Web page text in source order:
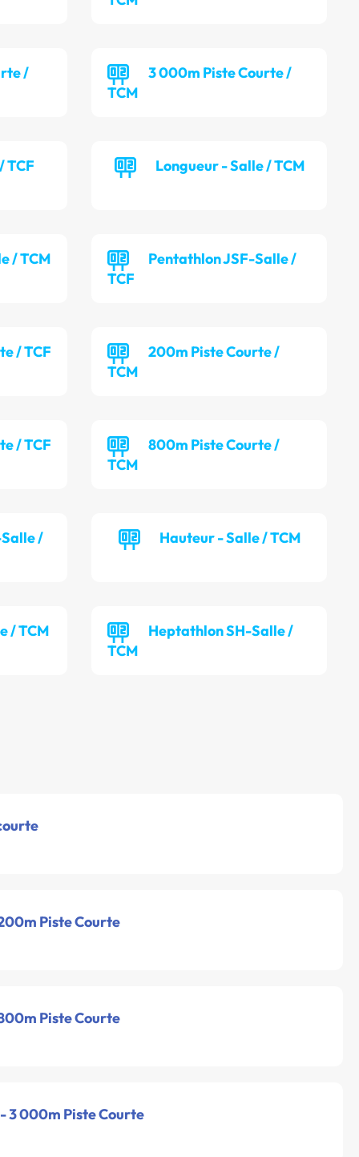
/
3 000m Piste Courte /
TCM
TCF Longueur - Salle / TCM
/ TCM
Pentathlon JSF-Salle /
TCF
/ TCF
200m Piste Courte /
TCM
/ TCF
800m Piste Courte /
TCM
/
Hauteur - Salle / TCM
/ TCM
Heptathlon SH-Salle /
TCM
Piste Courte
Piste Courte
3 000m Piste Courte